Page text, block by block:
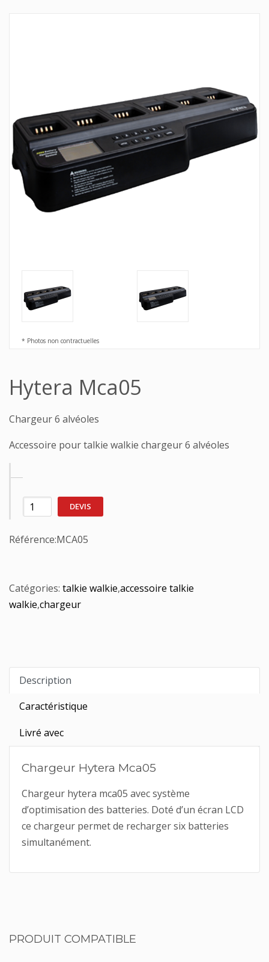
* Photos non contractuelles
Hytera Mca05
Chargeur 6 alvéoles
Accessoire pour talkie walkie chargeur 6 alvéoles
DEVIS
Référence:MCA05
Catégories: talkie walkie,accessoire talkie
walkie,chargeur
Description
Caractéristique
Livré avec
Chargeur Hytera Mca05
Chargeur hytera mca05 avec système
d’optimisation des batteries. Doté d’un écran LCD
ce chargeur permet de recharger six batteries
simultanément.
PRODUIT COMPATIBLE